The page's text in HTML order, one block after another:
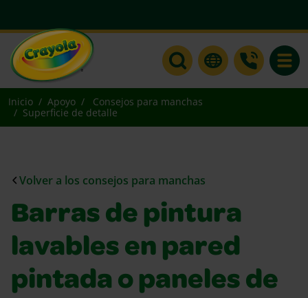
Inicio Apoyo
Consejos para manchas
Superficie de detalle
Volver a los consejos para manchas
Barras de pintura
lavables en pared
pintada o paneles de